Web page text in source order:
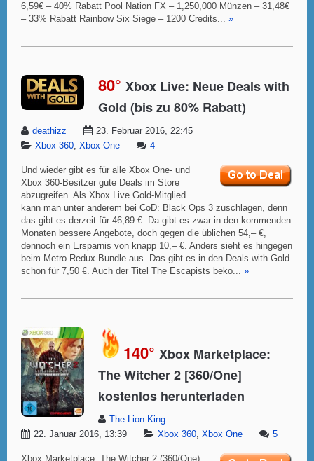
6,59€ – 40% Rabatt Pool Nation FX – 1,250,000 Münzen – 31,48€
– 33% Rabatt Rainbow Six Siege – 1200 Credits... »
80° Xbox Live: Neue Deals with
Gold (bis zu 80% Rabatt)
deathizz
23. Februar 2016, 22:45
Xbox 360 Xbox One 4
Und wieder gibt es für alle Xbox One- und
Xbox 360-Besitzer gute Deals im Store
abzugreifen. Als Xbox Live Gold-Mitglied
kann man unter anderem bei CoD: Black Ops 3 zuschlagen, denn
das gibt es derzeit für 46,89 €. Da gibt es zwar in den kommenden
Monaten bessere Angebote, doch gegen die üblichen 54,– €,
dennoch ein Ersparnis von knapp 10,– €. Anders sieht es hingegen
beim Metro Redux Bundle aus. Das gibt es in den Deals with Gold
schon für 7,50 €. Auch der Titel The Escapists beko... »
140° Xbox Marketplace:
The Witcher 2 [360/One]
kostenlos herunterladen
The-Lion-King
22. Januar 2016, 13:39
Xbox 360 Xbox One 5
Xbox Marketplace: The Witcher 2 (360/One)